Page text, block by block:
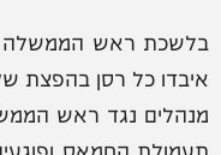
בלשכת ראש הממשלה
איבדו כל רסן בהפצת
מנהלים נגד ראש